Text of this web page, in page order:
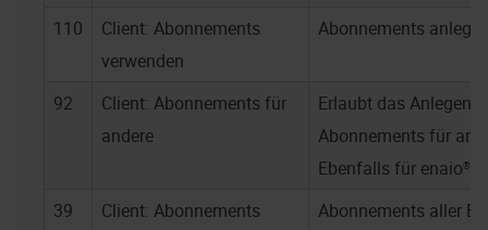
110
Client: Abonnements
verwenden
Abonnements
92
Client: Abonnements für
andere
Erlaubt das Anlegen
Abonnements für
Ebenfalls für enaio®
39
Client: Abonnements
Abonnements aller